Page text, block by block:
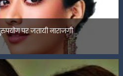
पर जतायी नाराजगी